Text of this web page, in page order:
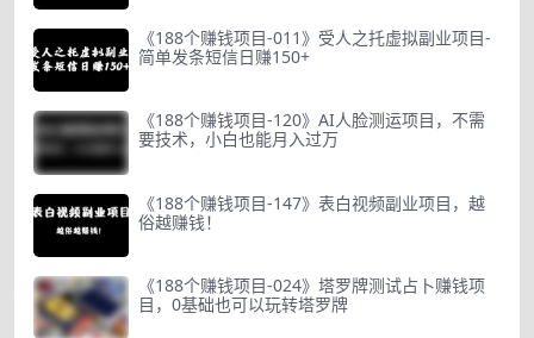
《188个赚钱项目-011》受人之托虚拟副业项目-
简单发条短信日赚150+
《188个赚钱项目-120》AI人脸测运项目，不需
要技术，小白也能月入过万
《188个赚钱项目-147》表白视频副业项目，越
俗越赚钱！
《188个赚钱项目-024》塔罗牌测试占卜赚钱项
目，0基础也可以玩转塔罗牌